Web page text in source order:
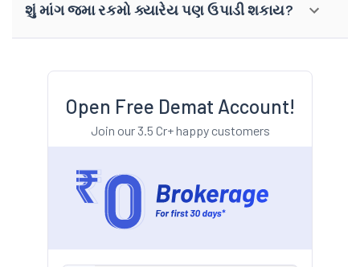
શું માંગ જમા રકમો ક્યારેય પણ ઉપાડી શકાય?
Open Free Demat Account!
Join our 3.5 Cr+ happy customers